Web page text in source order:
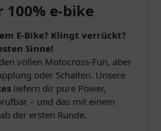
100% e-bike
E-Bike? Klingt verrückt?
Sinne!
vollen Motocross-Fun, aber
oder Schalten. Unsere
liefern dir pure Power,
– und das mit einem
der ersten Runde.